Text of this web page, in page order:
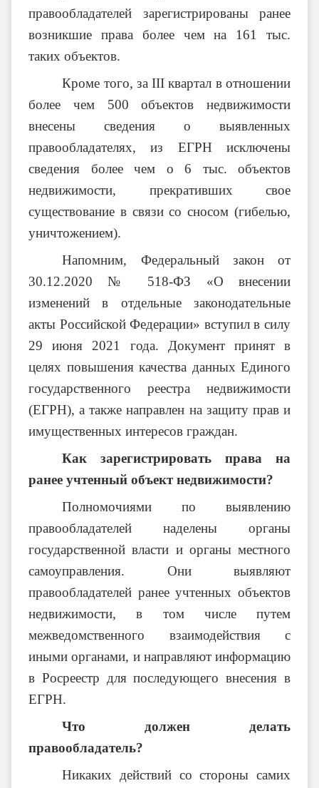
правообладателей зарегистрированы ранее
возникшие права более чем на 161 тыс.
таких объектов.
Кроме того, за III квартал в отношении
более чем 500 объектов недвижимости
внесены сведения о выявленных
правообладателях, из ЕГРН исключены
сведения более чем о 6 тыс. объектов
недвижимости, прекративших свое
существование в связи со сносом (гибелью,
уничтожением).
Напомним, Федеральный закон от
30.12.2020 № 518-ФЗ «О внесении
изменений в отдельные законодательные
акты Российской Федерации» вступил в силу
29 июня 2021 года. Документ принят в
целях повышения качества данных Единого
государственного реестра недвижимости
(ЕГРН), а также направлен на защиту прав и
имущественных интересов граждан.
Как зарегистрировать права на
ранее учтенный объект недвижимости?
Полномочиями по выявлению
правообладателей наделены органы
государственной власти и органы местного
самоуправления. Они выявляют
правообладателей ранее учтенных объектов
недвижимости, в том числе путем
межведомственного взаимодействия с
иными органами, и направляют информацию
в Росреестр для последующего внесения в
ЕГРН.
Что должен делать
правообладатель?
Никаких действий со стороны самих